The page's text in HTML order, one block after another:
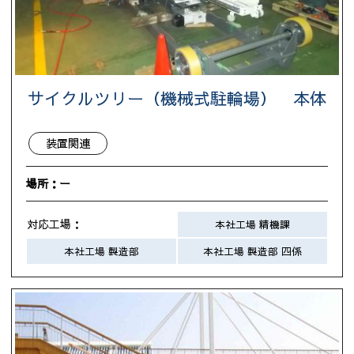
サイクルツリー（機械式駐輪場） 本体
装置関連
場所：ー
対応工場：
本社工場 精機課
本社工場 製造部
本社工場 製造部 四係